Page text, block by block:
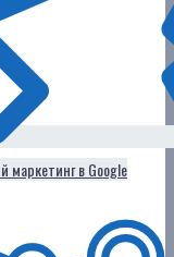
маркетинг в Google